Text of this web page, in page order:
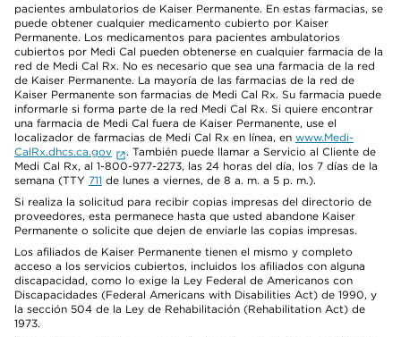
pacientes ambulatorios de Kaiser Permanente. En estas farmacias, se
puede obtener cualquier medicamento cubierto por Kaiser
Permanente. Los medicamentos para pacientes ambulatorios
cubiertos por Medi Cal pueden obtenerse en cualquier farmacia de la
red de Medi Cal Rx. No es necesario que sea una farmacia de la red
de Kaiser Permanente. La mayoría de las farmacias de la red de
Kaiser Permanente son farmacias de Medi Cal Rx. Su farmacia puede
informarle si forma parte de la red Medi Cal Rx. Si quiere encontrar
una farmacia de Medi Cal fuera de Kaiser Permanente, use el
localizador de farmacias de Medi Cal Rx en línea, en www.Medi-
CalRx.dhcs.ca.gov
. También puede llamar a Servicio al Cliente de
Medi Cal Rx, al 1-800-977-2273, las 24 horas del día, los 7 días de la
semana (TTY 711 de lunes a viernes, de 8 a. m. a 5 p. m.).
Si realiza la solicitud para recibir copias impresas del directorio de
proveedores, esta permanece hasta que usted abandone Kaiser
Permanente o solicite que dejen de enviarle las copias impresas.
Los afiliados de Kaiser Permanente tienen el mismo y completo
acceso a los servicios cubiertos, incluidos los afiliados con alguna
discapacidad, como lo exige la Ley Federal de Americanos con
Discapacidades (Federal Americans with Disabilities Act) de 1990, y
la sección 504 de la Ley de Rehabilitación (Rehabilitation Act) de
1973.